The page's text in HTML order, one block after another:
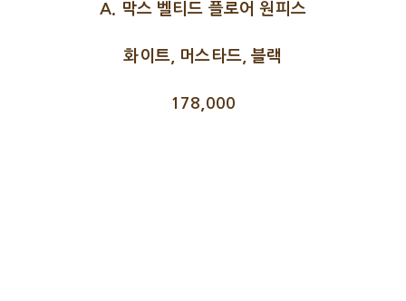
A. 막스 벨티드 플로어 원피스
화이트, 머스타드, 블랙
178,000